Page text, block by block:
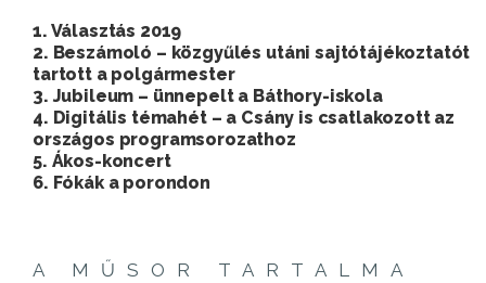
1. Választás 2019
2. Beszámoló – közgyűlés utáni sajtótájékoztatót
tartott a polgármester
3. Jubileum – ünnepelt a Báthory-iskola
4. Digitális témahét – a Csány is csatlakozott az
országos programsorozathoz
5. Ákos-koncert
6. Fókák a porondon
A MŰSOR TARTALMA